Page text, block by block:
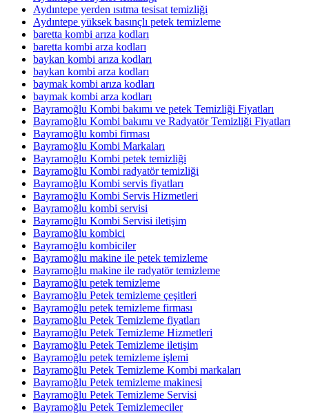
Aydıntepe yerden ısıtma tesisat temizliği
Aydıntepe yüksek basınçlı petek temizleme
baretta kombi arıza kodları
baretta kombi arza kodları
baykan kombi arıza kodları
baykan kombi arza kodları
baymak kombi arıza kodları
baymak kombi arza kodları
Bayramoğlu Kombi bakımı ve petek Temizliği Fiyatları
Bayramoğlu Kombi bakımı ve Radyatör Temizliği Fiyatları
Bayramoğlu kombi firması
Bayramoğlu Kombi Markaları
Bayramoğlu Kombi petek temizliği
Bayramoğlu Kombi radyatör temizliği
Bayramoğlu Kombi servis fiyatları
Bayramoğlu Kombi Servis Hizmetleri
Bayramoğlu kombi servisi
Bayramoğlu Kombi Servisi iletişim
Bayramoğlu kombici
Bayramoğlu kombiciler
Bayramoğlu makine ile petek temizleme
Bayramoğlu makine ile radyatör temizleme
Bayramoğlu petek temizleme
Bayramoğlu Petek temizleme çeşitleri
Bayramoğlu petek temizleme firması
Bayramoğlu Petek Temizleme fiyatları
Bayramoğlu Petek Temizleme Hizmetleri
Bayramoğlu Petek Temizleme iletişim
Bayramoğlu petek temizleme işlemi
Bayramoğlu Petek Temizleme Kombi markaları
Bayramoğlu Petek temizleme makinesi
Bayramoğlu Petek Temizleme Servisi
Bayramoğlu Petek Temizlemeciler